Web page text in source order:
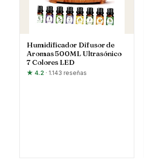
Humidificador Difusor de
Aromas 500ML Ultrasónico
7 Colores LED
★ 4.2 · 1.143 reseñas